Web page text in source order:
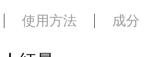
使用方法 成分